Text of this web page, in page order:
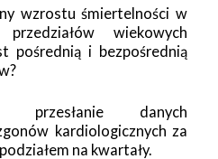
wzrostu śmiertelności w
wiekowych
pośrednią i bezpośrednią
przesłanie danych
kardiologicznych za
na kwartały.